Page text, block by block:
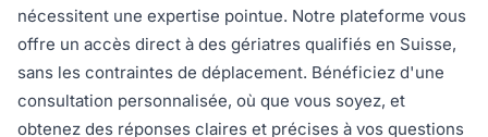
nécessitent une expertise pointue. Notre plateforme vous
offre un accès direct à des gériatres qualifiés en Suisse,
sans les contraintes de déplacement. Bénéficiez d'une
consultation personnalisée, où que vous soyez, et
obtenez des réponses claires et précises à vos questions